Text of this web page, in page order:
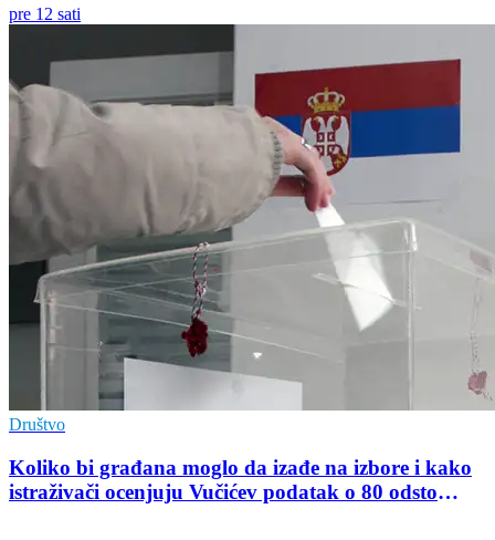
pre 12 sati
Društvo
Koliko bi građana moglo da izađe na izbore i kako
istraživači ocenjuju Vučićev podatak o 80 odsto